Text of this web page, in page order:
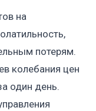
на
потерям.
колебания цен
один день.